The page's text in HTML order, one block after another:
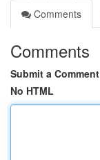
Comments
Comments
Submit a Comment
No HTML